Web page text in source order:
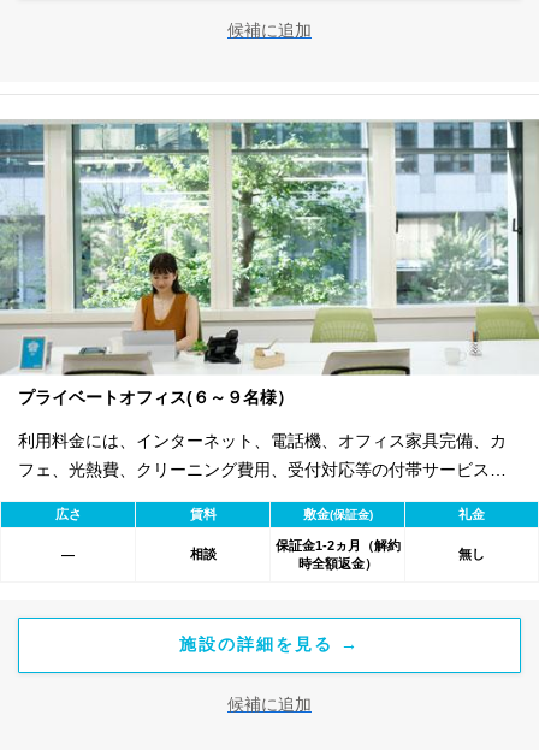
候補に追加
プライベートオフィス(６～９名様）
利用料金には、インターネット、電話機、オフィス家具完備、カ
フェ、光熱費、クリーニング費用、受付対応等の付帯サービスす
べて含まれ、追加料金不要です。 また適宜キャンペーン、契約期
間による割引特典あります。
広さ 賃料 敷金(保証金) 礼金
― 相談
保証金1-2ヵ月（解約
時全額返金）
無し
施設の詳細を見る →
候補に追加